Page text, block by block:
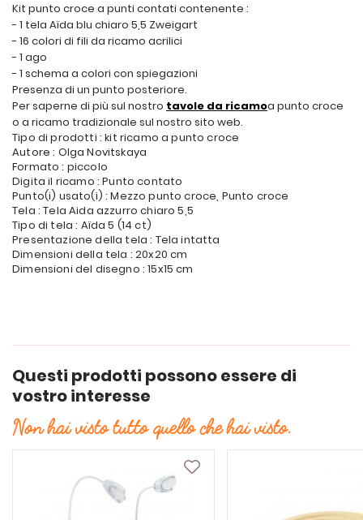
Kit punto croce a punti contati contenente :
- 1 tela Aïda blu chiaro 5,5 Zweigart
- 16 colori di fili da ricamo acrilici
- 1 ago
- 1 schema a colori con spiegazioni
Presenza di un punto posteriore.
Per saperne di più sul nostro tavole da ricamoa punto croce
o a ricamo tradizionale sul nostro sito web.
Tipo di prodotti : kit ricamo a punto croce
Autore : Olga Novitskaya
Formato : piccolo
Digita il ricamo : Punto contato
Punto(i) usato(i) : Mezzo punto croce, Punto croce
Tela : Tela Aida azzurro chiaro 5,5
Tipo di tela : Aïda 5 (14 ct)
Presentazione della tela : Tela intatta
Dimensioni della tela : 20x20 cm
Dimensioni del disegno : 15x15 cm
Questi prodotti possono essere di
vostro interesse
Non hai visto tutto quello che hai visto.